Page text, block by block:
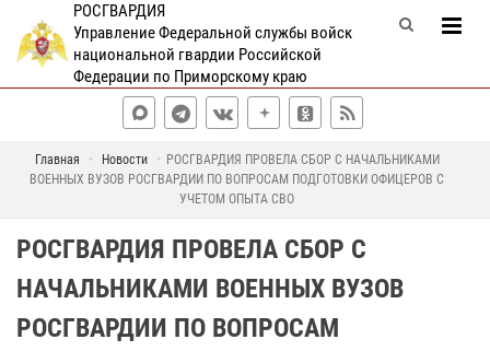
РОСГВАРДИЯ
Управление Федеральной службы войск
национальной гвардии Российской
Федерации по Приморскому краю
Главная Новости
РОСГВАРДИЯ ПРОВЕЛА СБОР С НАЧАЛЬНИКАМИ
ВОЕННЫХ ВУЗОВ РОСГВАРДИИ ПО ВОПРОСАМ ПОДГОТОВКИ ОФИЦЕРОВ С
УЧЕТОМ ОПЫТА СВО
РОСГВАРДИЯ ПРОВЕЛА СБОР С
НАЧАЛЬНИКАМИ ВОЕННЫХ ВУЗОВ
РОСГВАРДИИ ПО ВОПРОСАМ